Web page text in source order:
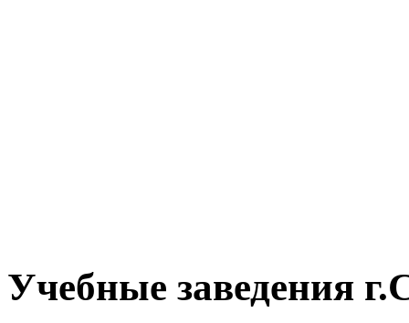
Учебные заведения